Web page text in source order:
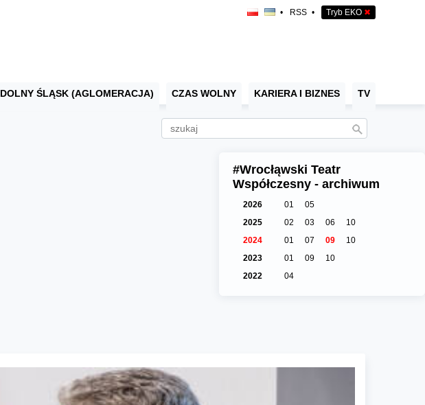
• RSS • Tryb EKO ✖
DOLNY ŚLĄSK (AGLOMERACJA) CZAS WOLNY KARIERA I BIZNES TV
#Wrocłąwski Teatr
Współczesny - archiwum
2026 01
05
2025
02 03 06
10
2024
01 07 09
10
2023
01 09
10
2022
04